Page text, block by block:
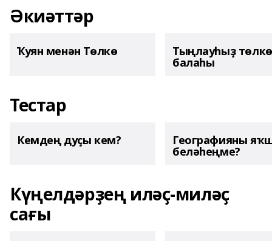
Әкиәттәр
Ҡуян менән Төлкө Тыңлауһыҙ төлкө
балаһы
Тестар
Кемдең дуҫы кем? Географияны
беләһеңме?
Күңелдәрҙең иләҫ-миләҫ
сағы